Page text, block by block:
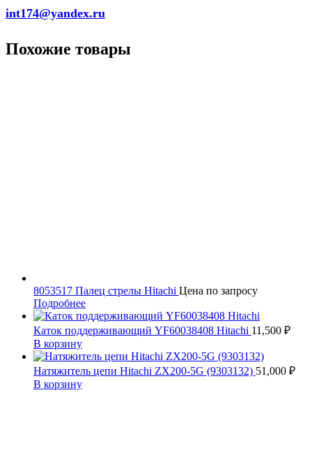
int174@yandex.ru
Похожие товары
8053517 Палец стрелы Hitachi Цена по запросу
Подробнее
Каток поддерживающий YF60038408 Hitachi 11,500 ₽
В корзину
Натяжитель цепи Hitachi ZX200-5G (9303132) 51,000 ₽
В корзину